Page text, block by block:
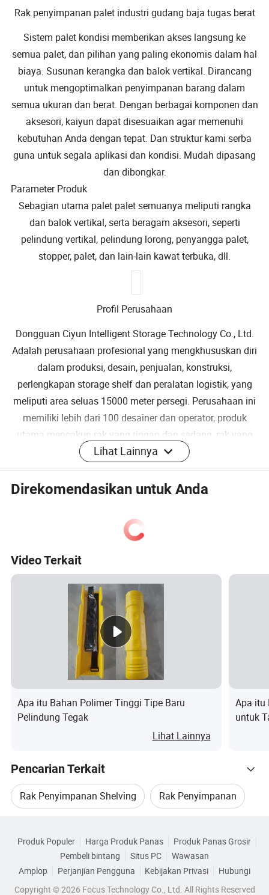
Rak penyimpanan palet industri gudang baja tugas berat
Sistem palet kondisi memberikan akses langsung ke
semua palet, dan pilihan yang paling ekonomis dalam hal
biaya. Susunan kerangka dan balok vertikal. Dirancang
untuk mengoptimalkan penyimpanan barang dalam
semua ukuran dan berat. Dengan berbagai komponen dan
aksesori, kaiyun dapat disesuaikan agar memenuhi
kebutuhan Anda dengan tepat. Dan struktur kami serba
guna untuk segala aplikasi dan kondisi. Mudah dipasang
dan dibongkar.
Parameter Produk
Sebagian utama palet palet semuanya meliputi rangka
dan balok vertikal, serta beragam aksesori, seperti
pelindung vertikal, pelindung lorong, penyangga palet,
stopper, palet, dan lain-lain kawat terbuka, dll.
Profil Perusahaan
Dongguan Ciyun Intelligent Storage Technology Co., Ltd.
Adalah perusahaan profesional yang mengkhususkan diri
dalam produksi, desain, penjualan, konstruksi,
perlengkapan storage shelf dan peralatan logistik, yang
meliputi area seluas 15000 meter persegi. Perusahaan ini
memiliki lebih dari 100 desainer dan operator, produk
utama mencakup rak yang ringan dan sedang, rak yang
berat, rak balok kayu, rak yang dapat dimasuki, serta rak
yang lebih mudah, Rak antituas, rak terpadu, rak attik, rak
mold, rak berlapis krom, rak lubang gourd, kualitas tinggi,
purnajual.
Gambar detail
Keunggulan kami
Profesional
Lihat Lainnya
Direkomendasikan untuk Anda
Video Terkait
Apa itu Bahan Polimer Tinggi Tipe Baru
Pelindung Tegak
Lihat Lainnya
Apa itu
untuk
Pencarian Terkait
Rak Penyimpanan Shelving Rak Penyimpanan
4 Rak Penyimpanan Rak
Telusuri menurut Kategori
Produk Populer Harga Produk Panas
Produk Panas Grosir
Pembeli bintang
Situs PC
Wawasan
Amplop
Perjanjian Pengguna Kebijakan Privasi
Hubungi
Copyright © 2026 Focus Technology Co., Ltd. All Rights Reserved